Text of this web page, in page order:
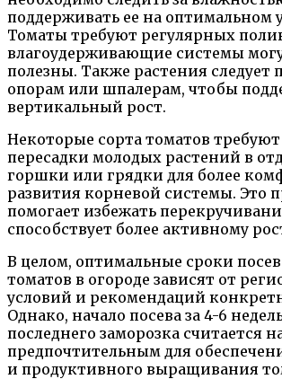
поддерживать ее на оптимальном
Томаты требуют регулярных
влагоудерживающие системы
полезны. Также растения следует
опорам или шпалерам, чтобы
вертикальный рост.
Некоторые сорта томатов
пересадки молодых растений в
горшки или грядки для более
развития корневой системы. Это
помогает избежать
способствует более активному
В целом, оптимальные сроки
томатов в огороде зависят от
условий и рекомендаций
Однако, начало посева за 4-6
последнего заморозка считается
предпочтительным для
и продуктивного выращивания